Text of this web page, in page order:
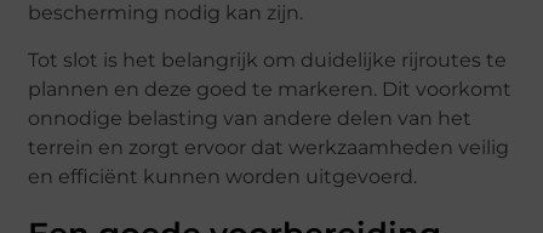
bescherming nodig kan zijn.
Tot slot is het belangrijk om duidelijke rijroutes te
plannen en deze goed te markeren. Dit voorkomt
onnodige belasting van andere delen van het
terrein en zorgt ervoor dat werkzaamheden veilig
en efficiënt kunnen worden uitgevoerd.